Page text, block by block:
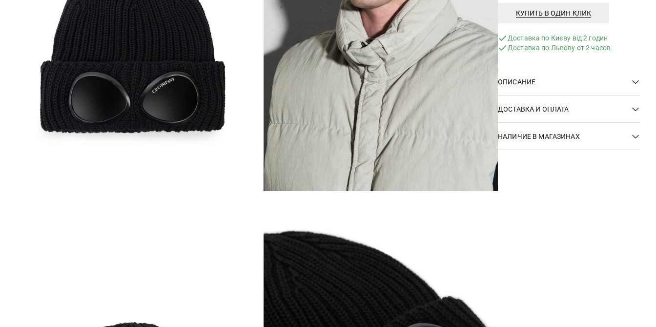
КУПИТЬ В ОДИН КЛИК
Доставка по Києву від 2 годин
Доставка по Львову от 2 часов
ОПИСАНИЕ
ДОСТАВКА И ОПЛАТА
НАЛИЧИЕ В МАГАЗИНАХ